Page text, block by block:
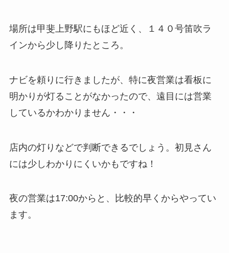
場所は甲斐上野駅にもほど近く、１４０号笛吹ラ
インから少し降りたところ。
ナビを頼りに行きましたが、特に夜営業は看板に
明かりが灯ることがなかったので、遠目には営業
しているかわかりません・・・
店内の灯りなどで判断できるでしょう。初見さん
には少しわかりにくいかもですね！
夜の営業は17:00からと、比較的早くからやってい
ます。